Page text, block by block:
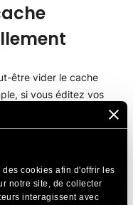
cookies afin d'offrir les
notre site, de collecter
interagissent avec
être vider le cache
si vous éditez vos
vous devrez vider le
avons rendu le
que possible. Cliquez